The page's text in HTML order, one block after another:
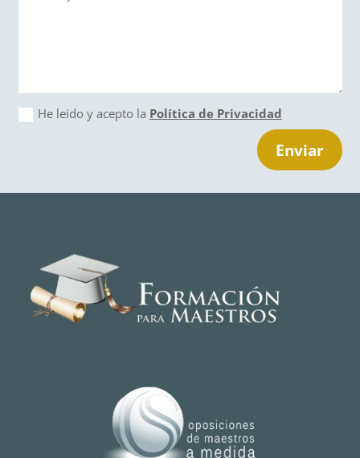
He leido y acepto la Política de Privacidad
Enviar